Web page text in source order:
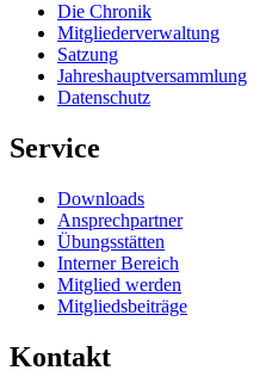
Die Chronik
Mitgliederverwaltung
Satzung
Jahreshauptversammlung
Datenschutz
Service
Downloads
Ansprechpartner
Übungsstätten
Interner Bereich
Mitglied werden
Mitgliedsbeiträge
Kontakt